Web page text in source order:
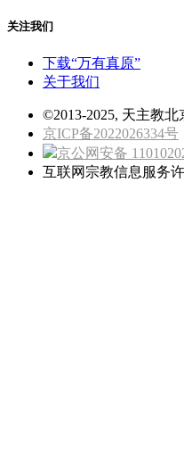
关注我们
下载“万有真原”
关于我们
©2013-2025, 天主教
京ICP备2022026334号
京公网安备
互联网宗教信息服务